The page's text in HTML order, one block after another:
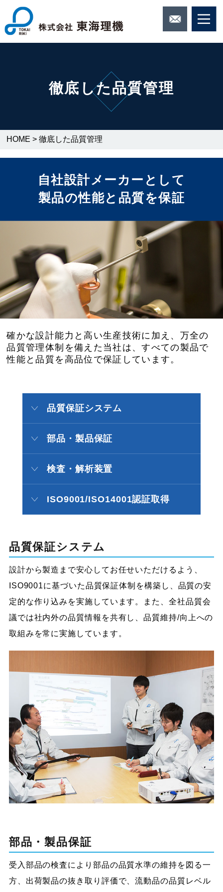
徹底した品質管理
HOME >徹底した品質管理
自社設計メーカーとして
製品の性能と品質を保証
確かな設計能力と高い生産技術に加え、万全の
品質管理体制を備えた当社は、すべての製品で
性能と品質を高品位で保証しています。
品質保証システム
部品・製品保証
検査・解析装置
ISO9001/ISO14001認証取得
品質保証システム
設計から製造まで安心してお任せいただけるよう、
ISO9001に基づいた品質保証体制を構築し、品質の安
定的な作り込みを実施しています。また、全社品質会
議では社内外の品質情報を共有し、品質維持/向上への
取組みを常に実施しています。
部品・製品保証
受入部品の検査により部品の品質水準の維持を図る一
方、出荷製品の抜き取り評価で、流動品の品質レベル